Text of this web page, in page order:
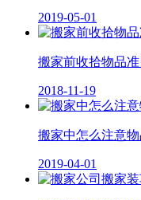
2019-05-01
搬家前收拾物品
2018-11-19
搬家中怎么注意
2019-04-01